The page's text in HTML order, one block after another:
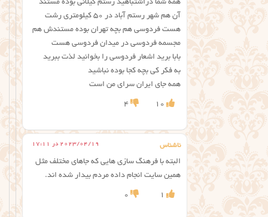
همه شما دراشتباهید رستم گیلانی بوده مستند
آن هم شهر رستم آباد در ۵۰ کیلومتری رشت
هست فردوسی هم بچه تهران بوده مستندش هم
مجسمه فردوسی در میدان فردوسی هست
بابا برید اشعار فردوسی را بخوانید لذت ببرید
به فکر کی بچه کجا بوده نباشید
همه جای ایران سرای من است
10
4
ناشناس 2023/04/19 در 17:11
البته با فرهنگ سازی هایی که جاهای مختلف مثل
همین سایت انجام داده مردم بیدار شده اند.
1
0